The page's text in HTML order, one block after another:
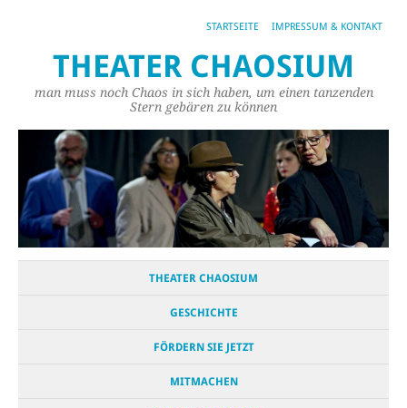
STARTSEITE IMPRESSUM & KONTAKT
THEATER CHAOSIUM
man muss noch Chaos in sich haben, um einen tanzenden
Stern gebären zu können
THEATER CHAOSIUM
GESCHICHTE
FÖRDERN SIE JETZT
MITMACHEN